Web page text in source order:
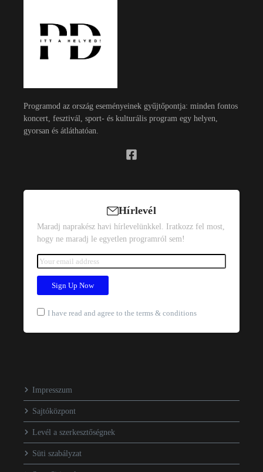
Programod az ország eseményeinek gyűjtőpontja: minden fontos
koncert, fesztivál, sport- és kulturális program egy helyen,
gyorsan és átláthatóan.
Hírlevél
Maradj naprakész havi hírlevelünkkel. Iratkozz fel most,
hogy ne maradj le egyetlen programról sem!
I have read and agree to the terms & conditions
Impresszum
Sajtóközpont
Levél a szerkesztőségnek
Süti szabályzat